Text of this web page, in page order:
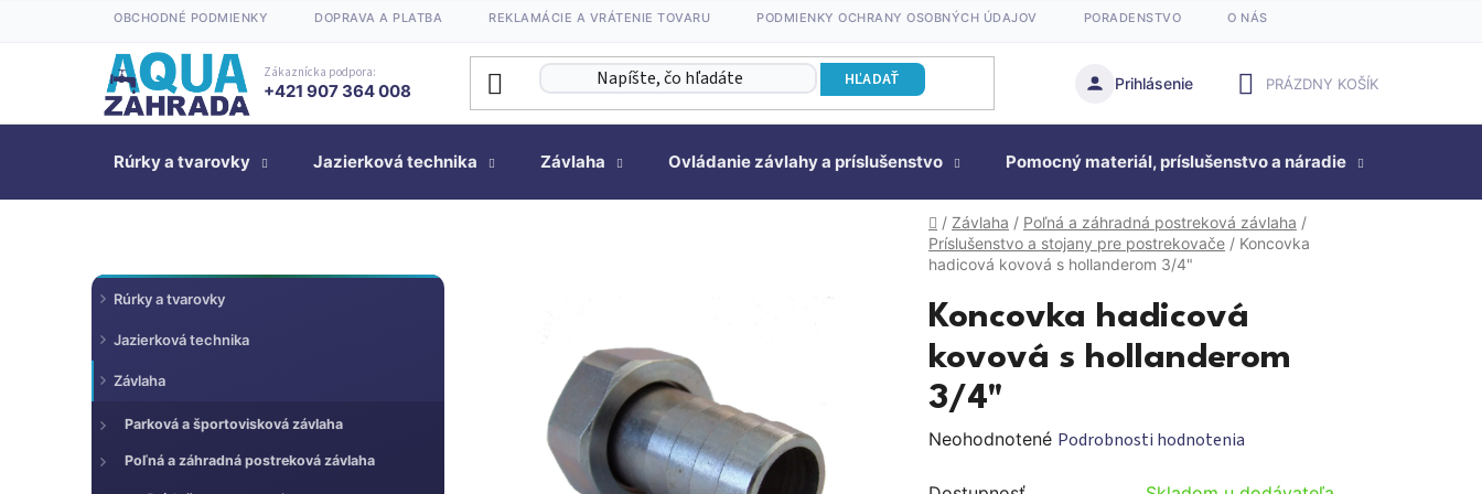
OBCHODNÉ PODMIENKY DOPRAVA A PLATBA REKLAMÁCIE A VRÁTENIE TOVARU PODMIENKY OCHRANY OSOBNÝCH ÚDAJOV PORADENSTVO O NÁS
Zákaznícka podpora:
+421 907 364 008
HĽADAŤ Prihlásenie
KOŠÍK
PRÁZDNY KOŠÍK
Rúrky a tvarovky Jazierková technika Závlaha Ovládanie závlahy a príslušenstvo Pomocný materiál, príslušenstvo a náradie
Domov
/ Závlaha / Poľná a záhradná postreková závlaha /
Príslušenstvo a stojany pre postrekovače / Koncovka
hadicová kovová s hollanderom 3/4"
B
č
n
ý
p
a
Preskočiť
kategórie
K
a
e
g
ó
Rúrky a tvarovky
Jazierková technika
Závlaha
Parková a športovisková závlaha
Poľná a záhradná postreková závlaha
Koncovka hadicová
kovová s hollanderom
3/4"
Priemerné
Neohodnotené Podrobnosti hodnotenia